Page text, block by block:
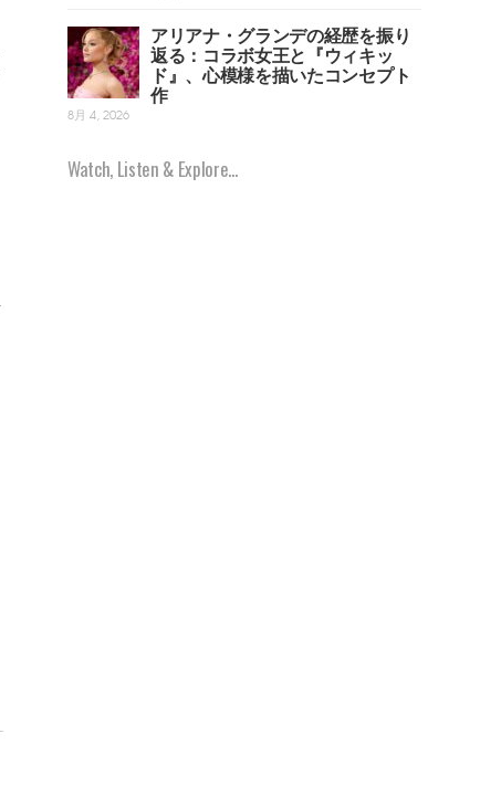
アリアナ・グランデの経歴を振り
返る：コラボ女王と『ウィキッ
ド』、心模様を描いたコンセプト
作
8月 4, 2026
Watch, Listen & Explore...